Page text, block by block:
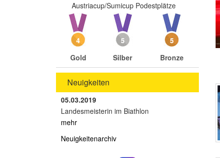
Austriacup/Sumicup Podestplätze
4
Gold
5
Silber
5
Bronze
Neuigkeiten
05.03.2019
Landesmeisterin im Biathlon
mehr
Neuigkeitenarchiv